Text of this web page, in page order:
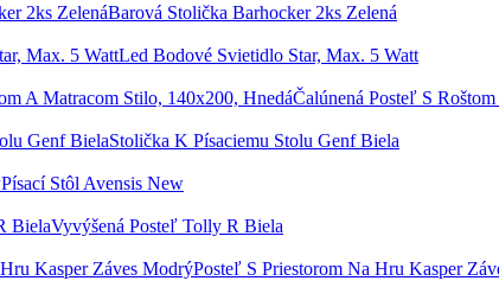
Barová Stolička Barhocker 2ks Zelená
Led Bodové Svietidlo Star, Max. 5 Watt
Čalúnená Posteľ S
Stolička K Písaciemu Stolu Genf Biela
Písací Stôl Avensis New
Vyvýšená Posteľ Tolly R Biela
Posteľ S Priestorom Na Hru Kasper